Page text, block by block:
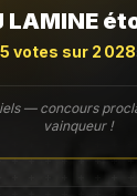
LAMINE
votes sur 2 028
— concours
vainqueur !